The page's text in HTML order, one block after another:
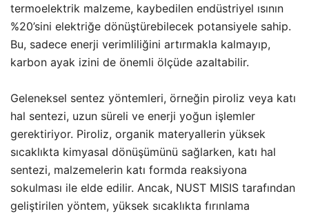
termoelektrik malzeme, kaybedilen endüstriyel ısının
%20’sini elektriğe dönüştürebilecek potansiyele sahip.
Bu, sadece enerji verimliliğini artırmakla kalmayıp,
karbon ayak izini de önemli ölçüde azaltabilir.
Geleneksel sentez yöntemleri, örneğin piroliz veya katı
hal sentezi, uzun süreli ve enerji yoğun işlemler
gerektiriyor. Piroliz, organik materyallerin yüksek
sıcaklıkta kimyasal dönüşümünü sağlarken, katı hal
sentezi, malzemelerin katı formda reaksiyona
sokulması ile elde edilir. Ancak, NUST MISIS tarafından
geliştirilen yöntem, yüksek sıcaklıkta fırınlama